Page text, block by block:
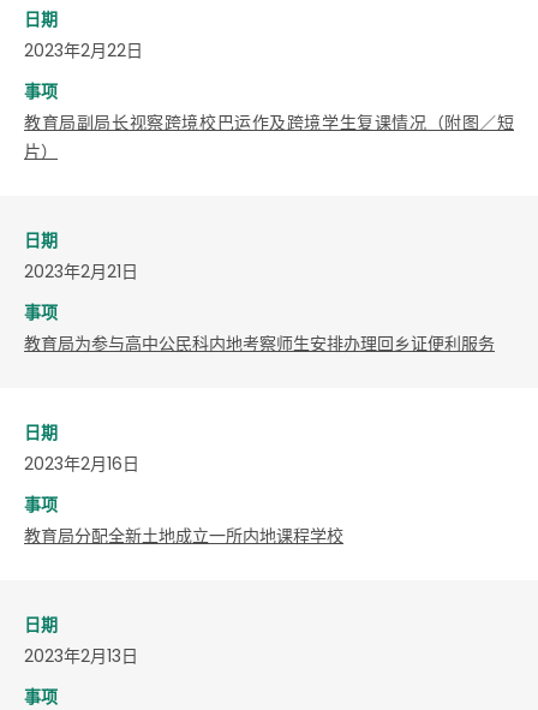
日期
2023年2月22日
事项
教育局副局长视察跨境校巴运作及跨境学生复课情况（附图／短
片）
日期
2023年2月21日
事项
教育局为参与高中公民科内地考察师生安排办理回乡证便利服务
日期
2023年2月16日
事项
教育局分配全新土地成立一所内地课程学校
日期
2023年2月13日
事项